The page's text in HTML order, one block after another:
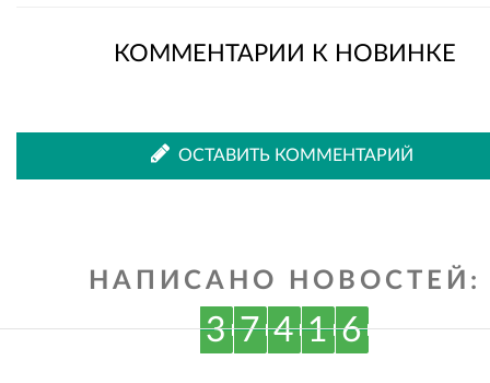
КОММЕНТАРИИ К НОВИНКЕ
ОСТАВИТЬ КОММЕНТАРИЙ
НАПИСАНО НОВОСТЕЙ:
3 7 4 1 6